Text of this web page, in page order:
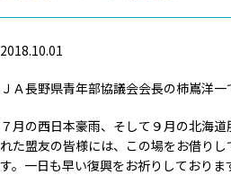
2018.10.01
ＪＡ長野県青年部協議会会長の柿嶌洋一
７月の西日本豪雨、そして９月の北海
れた盟友の皆様には、この場をお借り
す。一日も早い復興をお祈りしておりま